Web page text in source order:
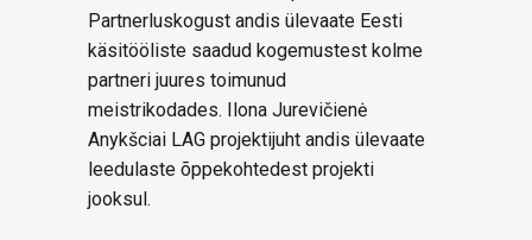
Partnerluskogust andis ülevaate Eesti
käsitööliste saadud kogemustest kolme
partneri juures toimunud
meistrikodades. Ilona Jurevičienė
Anykšciai LAG projektijuht andis ülevaate
leedulaste õppekohtedest projekti
jooksul.